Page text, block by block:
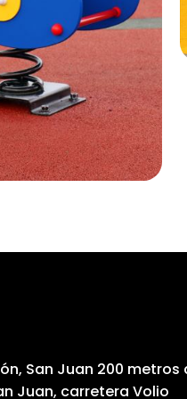
San Juan 200
Juan, carretera Volio